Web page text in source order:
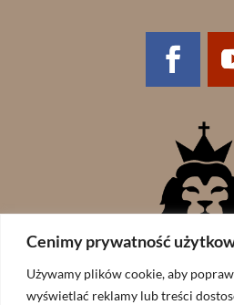
Cenimy prywatność
Używamy plików cookie, aby
wyświetlać reklamy lub treści